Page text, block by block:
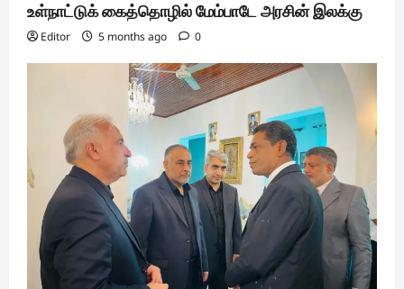
உள்நாட்டுக் கைத்தொழில் மேம்பாடே அரசின் இலக்கு
Editor 5 months ago 0